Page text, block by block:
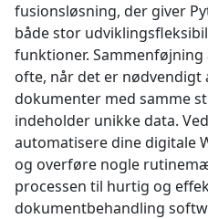
fusionsløsning, der giver
både stor
funktioner.
ofte, når det er nødvendigt
dokumenter med samme
indeholder unikke data.
automatisere dine digitale
og overføre nogle
processen til hurtig og
dokumentbehandling